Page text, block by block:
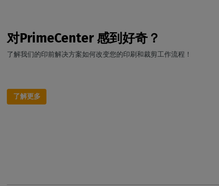
对PrimeCenter 感到好奇？
了解我们的印前解决方案如何改变您的印刷和裁剪工作流程！
了解更多